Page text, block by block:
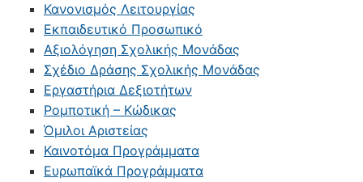
Κανονισμός Λειτουργίας
Εκπαιδευτικό Προσωπικό
Αξιολόγηση Σχολικής Μονάδας
Σχέδιο Δράσης Σχολικής Μονάδας
Εργαστήρια Δεξιοτήτων
Ρομποτική – Κώδικας
Όμιλοι Αριστείας
Καινοτόμα Προγράμματα
Ευρωπαϊκά Προγράμματα